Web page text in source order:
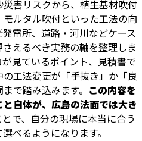
害リスクから、植生基材吹付
ルタル吹付といった工法の向
電所、道路・河川などケース
えるべき実務の軸を整理しま
見ているポイント、見積書で
工法変更が「手抜き」か「良
で踏み込みます。 この内容を
自体が、広島の法面では大き
で、自分の現場に本当に合う
べるようになります。